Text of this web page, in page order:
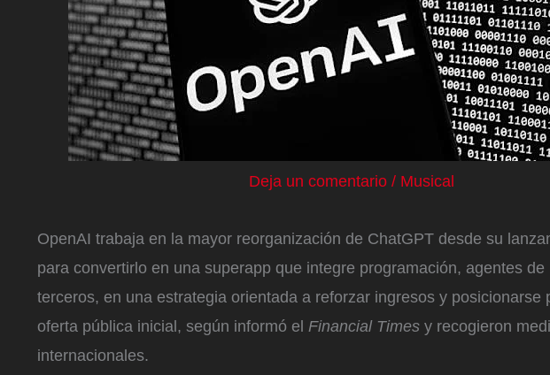
Deja un comentario / Musical
OpenAI trabaja en la mayor reorganización de ChatGPT desde su
para convertirlo en una superapp que integre programación, agentes de
terceros, en una estrategia orientada a reforzar ingresos y posicionarse
oferta pública inicial, según informó el Financial Times y recogieron
internacionales.